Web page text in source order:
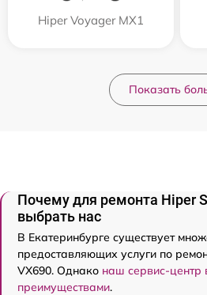
Hiper Voyager MX1
Показать
Почему для ремонта Hiper
выбрать нас
В Екатеринбурге существует
предоставляющих услуги по
VX690. Однако наш сервис-центр
преимуществами.